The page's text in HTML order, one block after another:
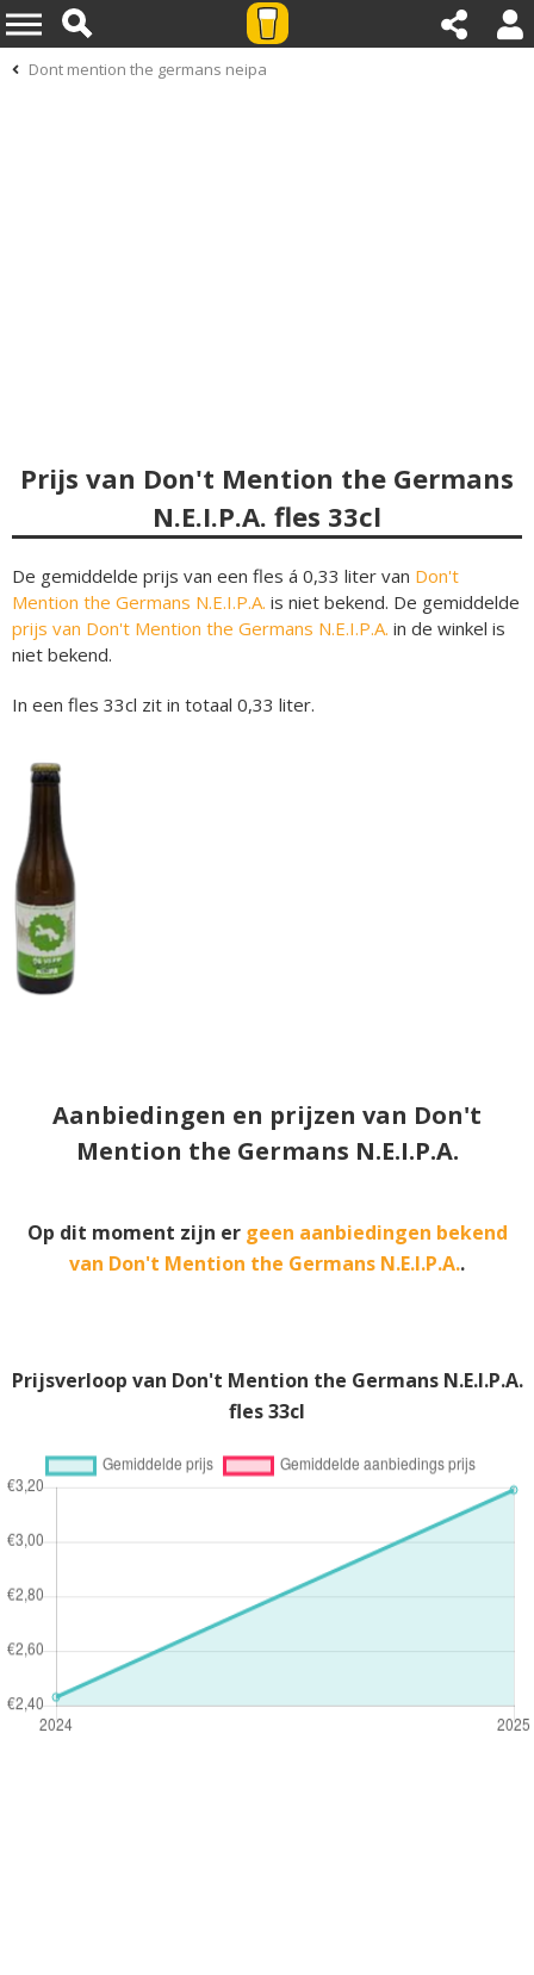
Dont mention the germans neipa
Prijs van Don't Mention the Germans
N.E.I.P.A. fles 33cl
De gemiddelde prijs van een fles á 0,33 liter van Don't
Mention the Germans N.E.I.P.A. is niet bekend. De gemiddelde
prijs van Don't Mention the Germans N.E.I.P.A. in de winkel is
niet bekend.
In een fles 33cl zit in totaal 0,33 liter.
Aanbiedingen en prijzen van Don't
Mention the Germans N.E.I.P.A.
Op dit moment zijn er geen aanbiedingen bekend
van Don't Mention the Germans N.E.I.P.A..
Prijsverloop van Don't Mention the Germans N.E.I.P.A.
fles 33cl